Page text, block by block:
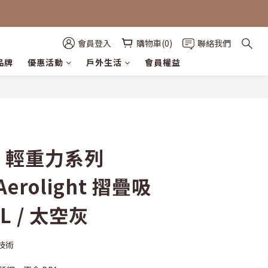
會員登入 購物車(0)
聯絡我們
牌
優惠活動 戶外生活 會員權益
重力系列
摺疊吸
/ 太空灰
術